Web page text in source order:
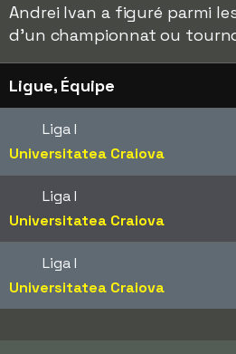
Andrei Ivan a figuré parmi
d'un championnat ou
Ligue, Équipe
Liga I
Universitatea Craiova
Liga I
Universitatea Craiova
Liga I
Universitatea Craiova